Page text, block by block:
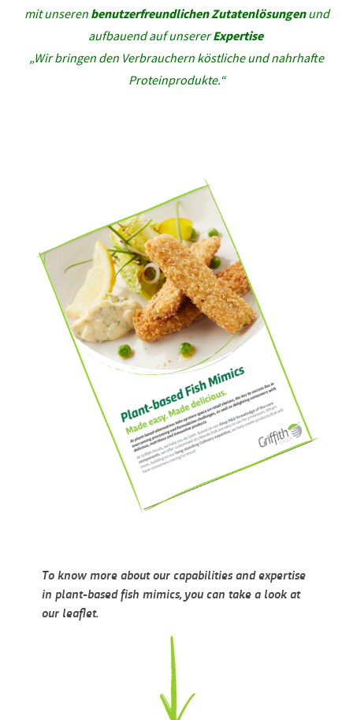
mit unseren benutzerfreundlichen Zutatenlösungenund
aufbauend auf unsererExpertise
„Wir bringen den Verbrauchern köstliche und nahrhafte
Proteinprodukte.“
To know more about our capabilities and expertise
in plant-based fish mimics, you can take a look at
our leaflet.